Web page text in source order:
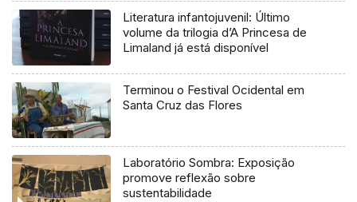
Literatura infantojuvenil: Último
volume da trilogia d’A Princesa de
Limaland já está disponível
Terminou o Festival Ocidental em
Santa Cruz das Flores
Laboratório Sombra: Exposição
promove reflexão sobre
sustentabilidade